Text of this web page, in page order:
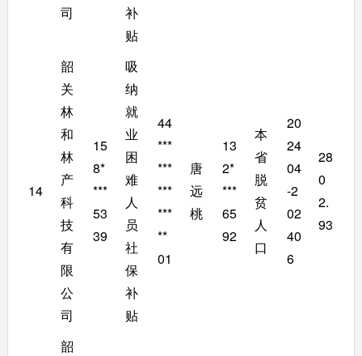
司
补
贴
14
韶
关
林
和
林
产
科
技
有
限
公
司
15
8*
***
53
39
吸
纳
就
业
困
难
人
员
社
保
补
贴
44
***
***
***
***
**
01
唐
远
桃
13
2*
***
65
92
本
省
脱
贫
人
口
20
24
04
-2
02
40
6
28
0
2.
93
韶